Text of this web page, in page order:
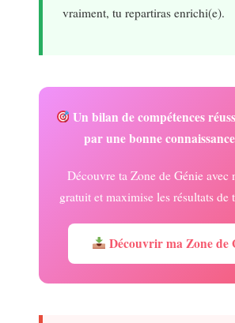
vraiment, tu repartiras enrichi(e).
Un bilan de compétences
par une bonne
Découvre ta Zone de Génie avec
gratuit et maximise les résultats de
Découvrir ma Zone de